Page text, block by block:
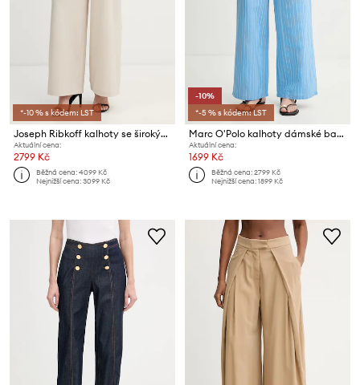
*-10 % s kódem: LST
Joseph Ribkoff kalhoty se širokými nohavicemi dámské
Aktuální cena:
2799 Kč
Běžná cena:4099 Kč
Nejnižší cena:3099 Kč
-10%
*-5 % s kódem: LST
Marc O'Polo kalhoty dámské bavlněné
Aktuální cena:
1699 Kč
Běžná cena:2799 Kč
Nejnižší cena:1899 Kč